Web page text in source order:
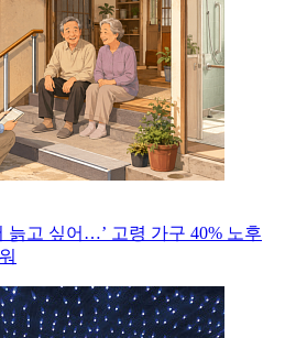
늙고 싶어…’ 고령 가구 40% 노후